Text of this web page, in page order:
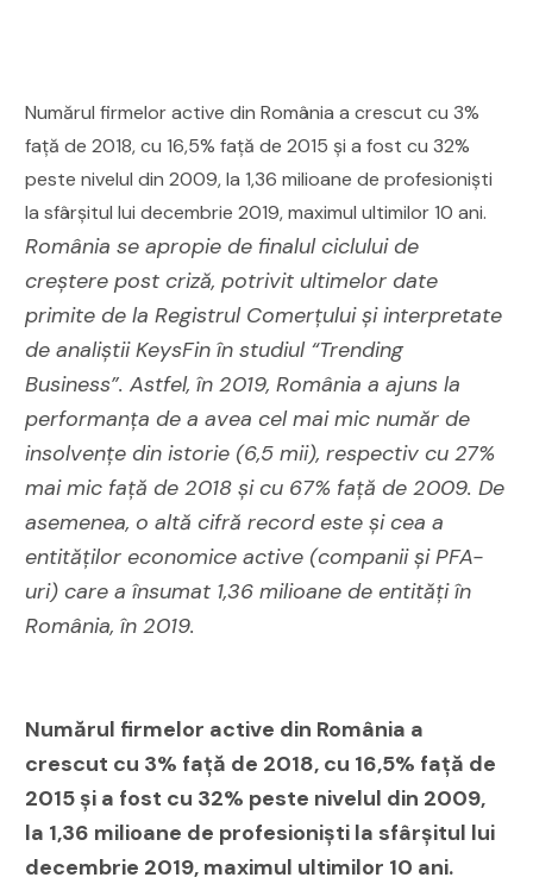
Numărul firmelor active din România a crescut cu 3%
față de 2018, cu 16,5% față de 2015 și a fost cu 32%
peste nivelul din 2009, la 1,36 milioane de profesioniști
la sfârșitul lui decembrie 2019, maximul ultimilor 10 ani.
România se apropie de finalul ciclului de
creștere post criză, potrivit ultimelor date
primite de la Registrul Comerțului și interpretate
de analiștii KeysFin în studiul “Trending
Business”. Astfel, în 2019, România a ajuns la
performanța de a avea cel mai mic număr de
insolvențe din istorie (6,5 mii), respectiv cu 27%
mai mic față de 2018 și cu 67% față de 2009. De
asemenea, o altă cifră record este și cea a
entităților economice active (companii și PFA-
uri) care a însumat 1,36 milioane de entități în
România, în 2019.
Numărul firmelor active din România a
crescut cu 3% față de 2018, cu 16,5% față de
2015 și a fost cu 32% peste nivelul din 2009,
la 1,36 milioane de profesioniști la sfârșitul lui
decembrie 2019, maximul ultimilor 10 ani.